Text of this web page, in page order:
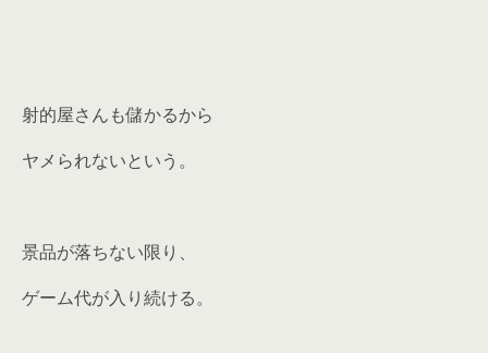
射的屋さんも儲かるから
ヤメられないという。
景品が落ちない限り、
ゲーム代が入り続ける。